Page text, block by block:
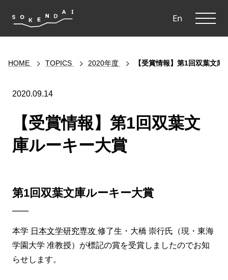
En
HOME TOPICS 2020年度 【受賞情報】第1回双葉文庫
2020.09.14
【受賞情報】第1回双葉文
庫ルーキー大賞
第1回双葉文庫ルーキー大賞
本学 日本文学研究専攻 修了生・大橋 崇行氏（現・東海
学園大学 准教授）が標記の賞を受賞しましたのでお知
らせします。